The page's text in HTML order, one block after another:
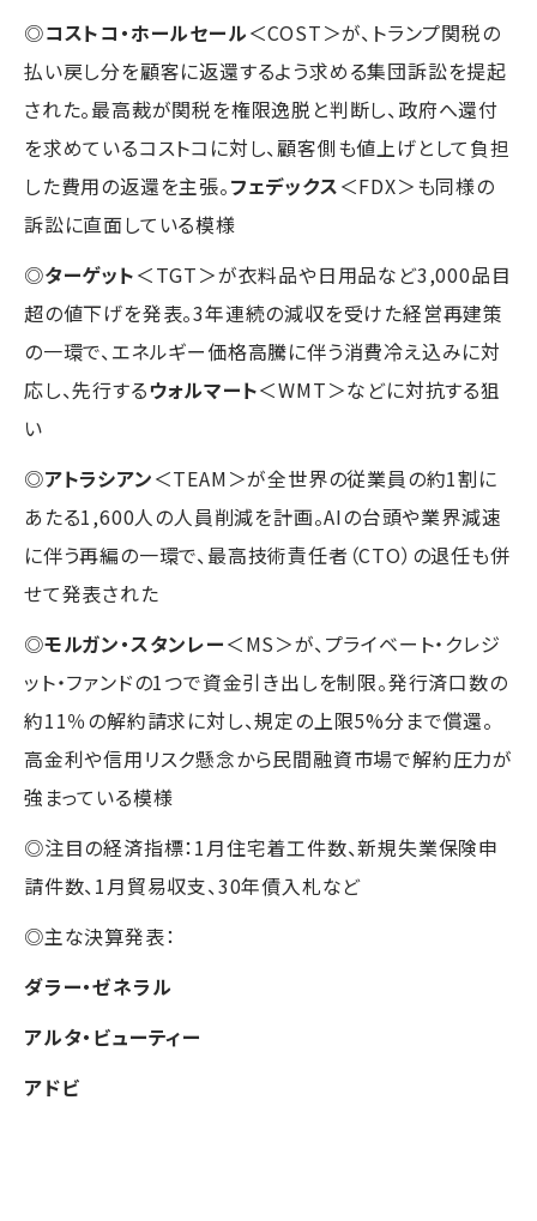
◎コストコ・ホールセール＜COST＞が、トランプ関税の
払い戻し分を顧客に返還するよう求める集団訴訟を提起
された。最高裁が関税を権限逸脱と判断し、政府へ還付
を求めているコストコに対し、顧客側も値上げとして負担
した費用の返還を主張。フェデックス＜FDX＞も同様の
訴訟に直面している模様
◎ターゲット＜TGT＞が衣料品や日用品など3,000品目
超の値下げを発表。3年連続の減収を受けた経営再建策
の一環で、エネルギー価格高騰に伴う消費冷え込みに対
応し、先行するウォルマート＜WMT＞などに対抗する狙
い
◎アトラシアン＜TEAM＞が全世界の従業員の約1割に
あたる1,600人の人員削減を計画。AIの台頭や業界減速
に伴う再編の一環で、最高技術責任者（CTO）の退任も併
せて発表された
◎モルガン・スタンレー＜MS＞が、プライベート・クレジ
ット・ファンドの1つで資金引き出しを制限。発行済口数の
約11％の解約請求に対し、規定の上限5%分まで償還。
高金利や信用リスク懸念から民間融資市場で解約圧力が
強まっている模様
◎注目の経済指標：1月住宅着工件数、新規失業保険申
請件数、1月貿易収支、30年債入札など
◎主な決算発表：
ダラー・ゼネラル
アルタ・ビューティー
アドビ